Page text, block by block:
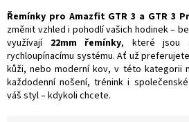
Řemínky pro Amazfit GTR 3 a GTR 3
změnit vzhled i pohodlí vašich hodinek –
využívají 22mm řemínky, které jsou
rychloupínacímu systému. Ať už
kůži, nebo moderní kov, v této kategorii
každodenní nošení, trénink i
váš styl – kdykoli chcete.